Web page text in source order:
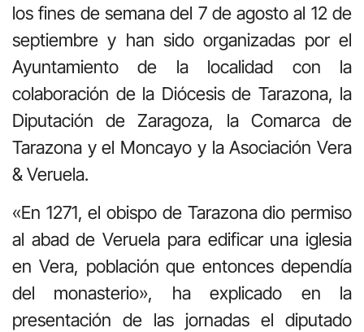
los fines de semana del 7 de agosto al 12 de
septiembre y han sido organizadas por el
Ayuntamiento de la localidad con la
colaboración de la Diócesis de Tarazona, la
Diputación de Zaragoza, la Comarca de
Tarazona y el Moncayo y la Asociación Vera
& Veruela.
«En 1271, el obispo de Tarazona dio permiso
al abad de Veruela para edificar una iglesia
en Vera, población que entonces dependía
del monasterio», ha explicado en la
presentación de las jornadas el diputado